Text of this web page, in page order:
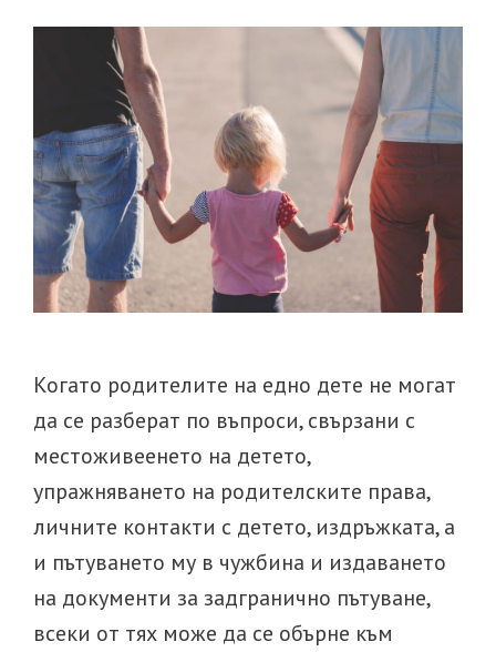
Когато родителите на едно дете не могат
да се разберат по въпроси, свързани с
местоживеенето на детето,
упражняването на родителските права,
личните контакти с детето, издръжката, а
и пътуването му в чужбина и издаването
на документи за задгранично пътуване,
всеки от тях може да се обърне към